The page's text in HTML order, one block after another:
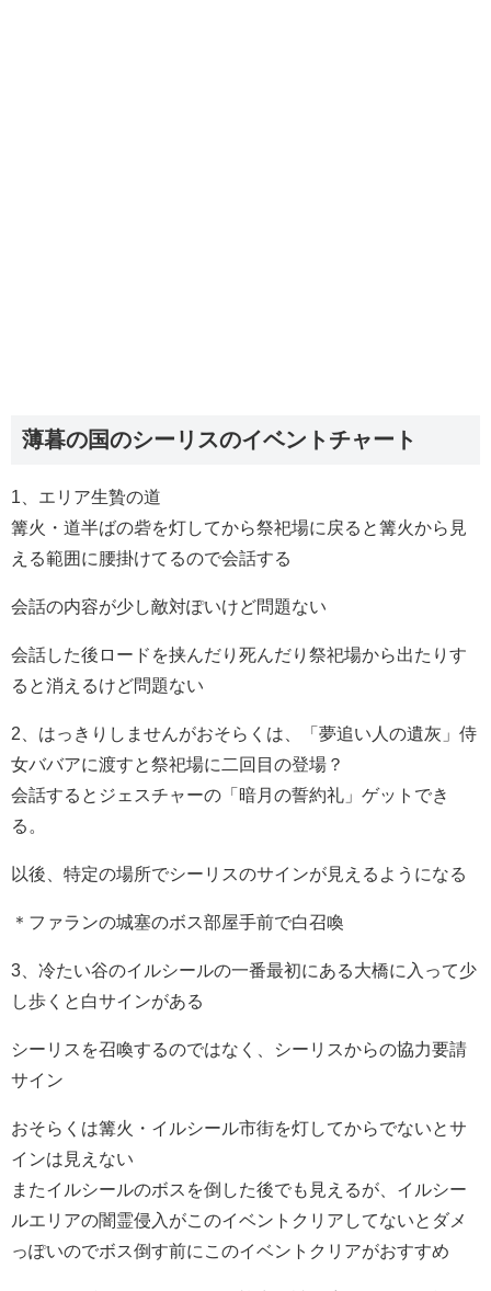
薄暮の国のシーリスのイベントチャート
1、エリア生贄の道
篝火・道半ばの砦を灯してから祭祀場に戻ると篝火から見
える範囲に腰掛けてるので会話する
会話の内容が少し敵対ぽいけど問題ない
会話した後ロードを挟んだり死んだり祭祀場から出たりす
ると消えるけど問題ない
2、はっきりしませんがおそらくは、「夢追い人の遺灰」侍
女ババアに渡すと祭祀場に二回目の登場？
会話するとジェスチャーの「暗月の誓約礼」ゲットでき
る。
以後、特定の場所でシーリスのサインが見えるようになる
＊ファランの城塞のボス部屋手前で白召喚
3、冷たい谷のイルシールの一番最初にある大橋に入って少
し歩くと白サインがある
シーリスを召喚するのではなく、シーリスからの協力要請
サイン
おそらくは篝火・イルシール市街を灯してからでないとサ
インは見えない
またイルシールのボスを倒した後でも見えるが、イルシー
ルエリアの闇霊侵入がこのイベントクリアしてないとダメ
っぽいのでボス倒す前にこのイベントクリアがおすすめ